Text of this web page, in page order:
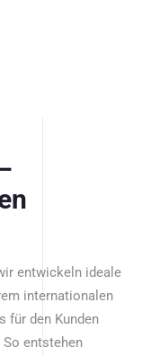
entwickeln ideale
internationalen
für den Kunden
entstehen